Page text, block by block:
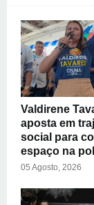
Valdirene
aposta em
social para
espaço na
05 Agosto, 2026